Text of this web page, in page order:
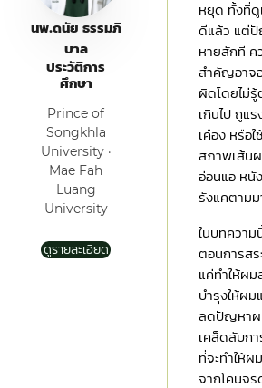
นพ.ดนัย ธรรมภิ
บาล
ประวัติการ
ศึกษา
Prince of
Songkhla
University ·
Mae Fah
Luang
University
ดูรายละเอียด
หยุด ทั้งที่ดู
ดีแล้ว แต่ปั
หายสักที ค
สำคัญอาจ
ผิดโดยไม่รู้
เกินไป ถูแ
เคือง หรือ
สภาพเส้น
อ่อนแอ หนั
รังแคตามม
ในบทความ
ตอนการสร
แค่ทำให้ผ
บำรุงให้ผม
ลดปัญหาผ
เคล็ดลับก
ที่จะทำให้
จากโคนจ